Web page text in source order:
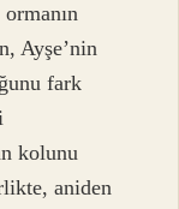
Ayşe’nin
fark
kolunu
aniden